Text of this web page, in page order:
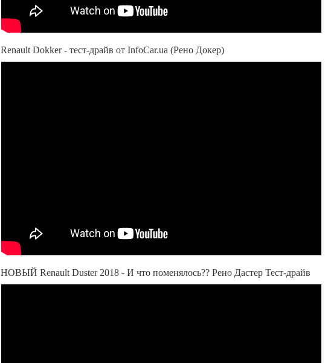
Renault Dokker - тест-драйв от InfoCar.ua (Рено Докер)
НОВЫЙ Renault Duster 2018 - И что поменялось?? Рено Дастер Тест-драйв